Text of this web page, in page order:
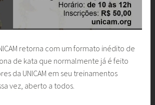
retorna com um formato inédito de
de kata que normalmente já é feito
da UNICAM em seu treinamentos
vez, aberto a todos.